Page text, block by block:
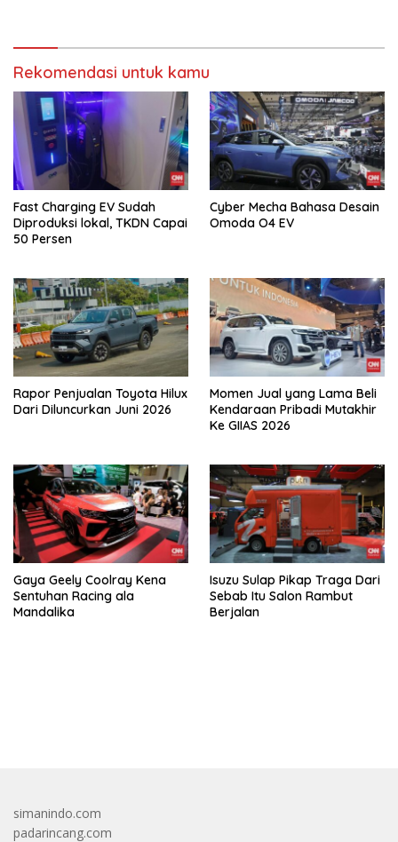
Rekomendasi untuk kamu
Fast Charging EV Sudah
Diproduksi lokal, TKDN Capai
50 Persen
Cyber Mecha Bahasa Desain
Omoda O4 EV
Rapor Penjualan Toyota Hilux
Dari Diluncurkan Juni 2026
Momen Jual yang Lama Beli
Kendaraan Pribadi Mutakhir
Ke GIIAS 2026
Gaya Geely Coolray Kena
Sentuhan Racing ala
Mandalika
Isuzu Sulap Pikap Traga Dari
Sebab Itu Salon Rambut
Berjalan
simanindo.com
padarincang.com